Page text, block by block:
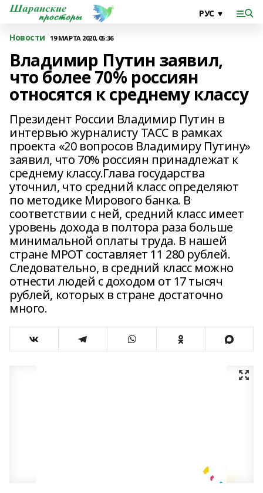
Новости 19 МАРТА 2020, 05:36
Владимир Путин заявил,
что более 70% россиян
относятся к среднему классу
Президент России Владимир Путин в
интервью журналисту ТАСС в рамках
проекта «20 вопросов Владимиру Путину»
заявил, что 70% россиян принадлежат к
среднему классу.Глава государства
уточнил, что средний класс определяют
по методике Мирового банка. В
соответствии с ней, средний класс имеет
уровень дохода в полтора раза больше
минимальной оплаты труда. В нашей
стране МРОТ составляет 11 280 рублей.
Следовательно, в средний класс можно
отнести людей с доходом от 17 тысяч
рублей, которых в стране достаточно
много.